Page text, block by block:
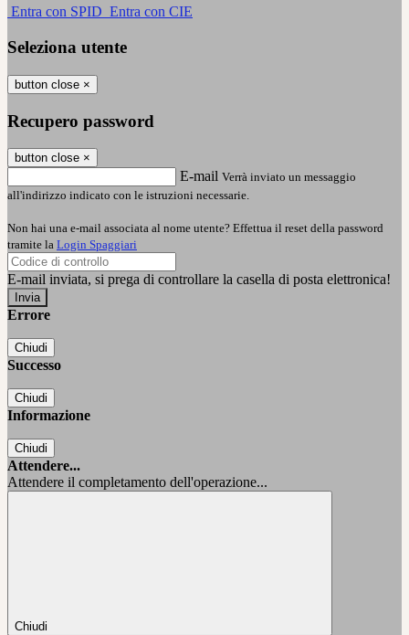
Entra con SPID Entra con CIE
Seleziona utente
button close ×
Recupero password
button close ×
E-mail Verrà inviato un messaggio
all'indirizzo indicato con le istruzioni necessarie.
Non hai una e-mail associata al nome utente? Effettua il reset della password
tramite la Login Spaggiari
E-mail inviata, si prega di controllare la casella di posta elettronica!
Errore
Chiudi
Successo
Chiudi
Informazione
Chiudi
Attendere...
Attendere il completamento dell'operazione...
Chiudi